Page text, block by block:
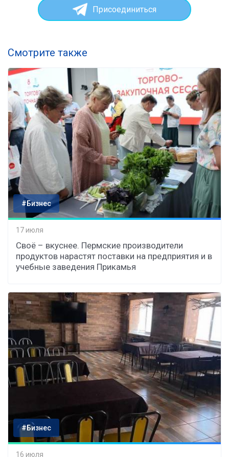
Присоединиться
Смотрите также
#Бизнес
17 июля
Своё – вкуснее. Пермские производители
продуктов нарастят поставки на предприятия и в
учебные заведения Прикамья
#Бизнес
16 июля